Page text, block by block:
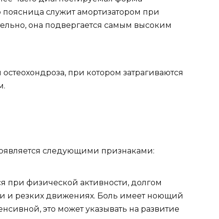
поясница служит амортизатором при
она подвергается самым высоким
при котором затрагиваются
следующими признаками:
при физической активности, долгом
и резких движениях. Боль имеет ноющий
это может указывать на развитие